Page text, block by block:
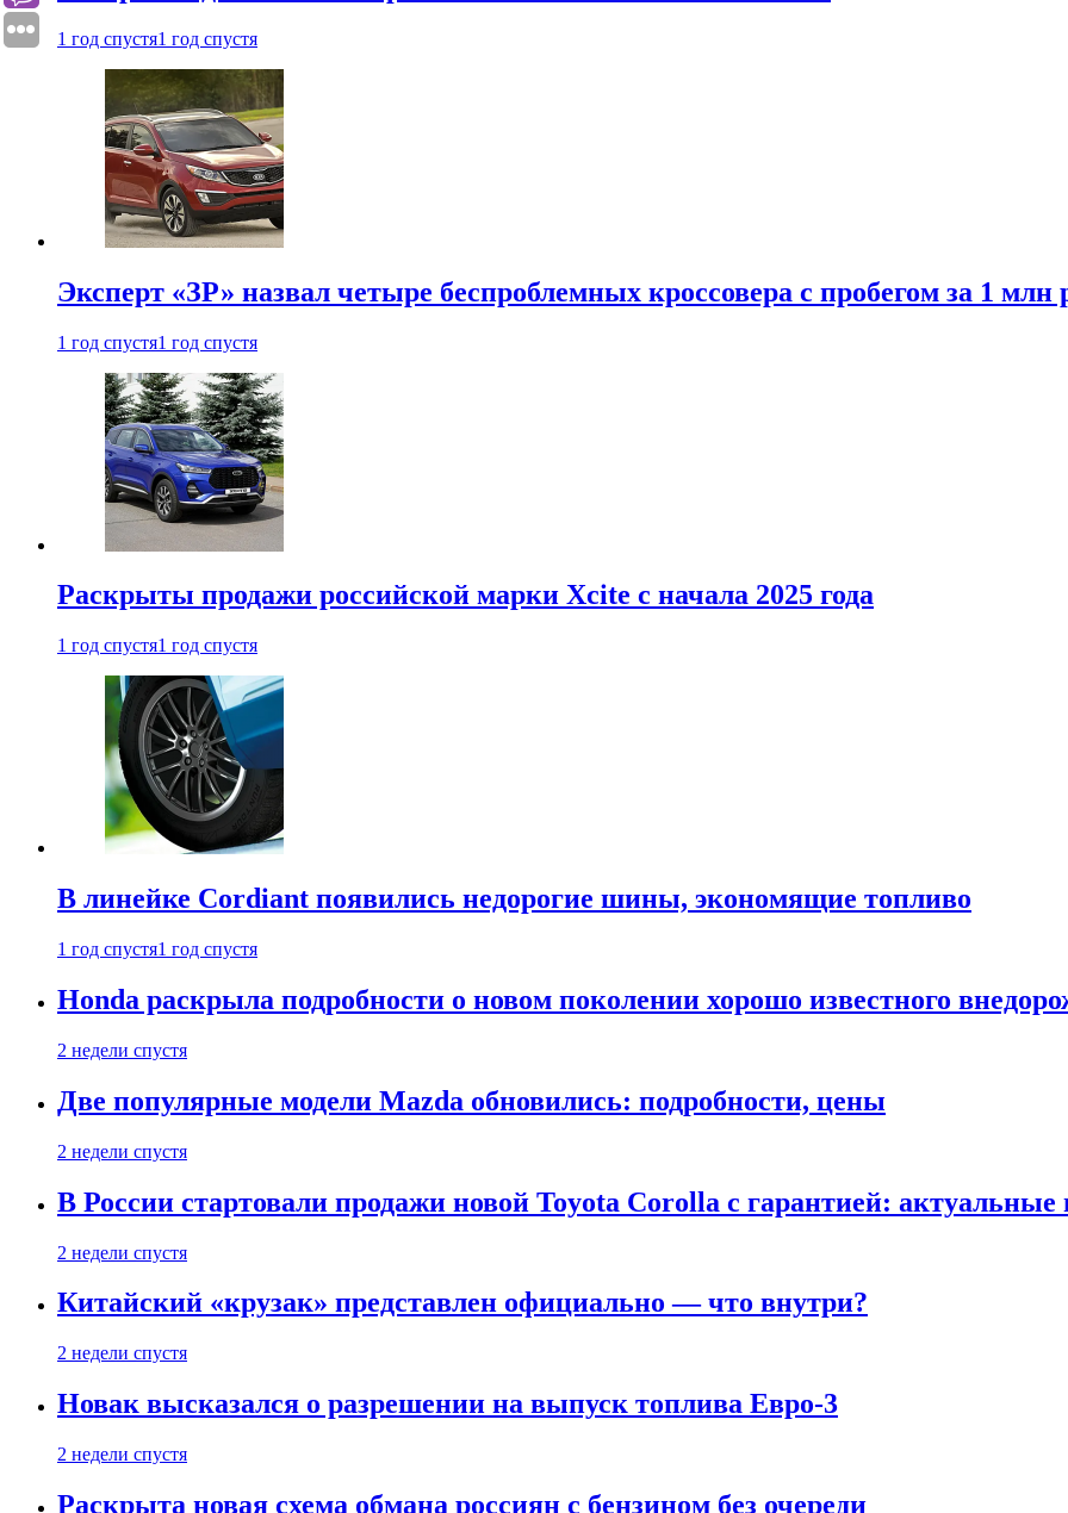
1 год спустя1 год спустя
Эксперт «ЗР» назвал четыре беспроблемных кроссовера с пробегом за 1 млн
1 год спустя1 год спустя
Раскрыты продажи российской марки Xcite с начала 2025 года
1 год спустя1 год спустя
В линейке Cordiant появились недорогие шины, экономящие топливо
1 год спустя1 год спустя
Honda раскрыла подробности о новом поколении хорошо известного
2 недели спустя
Две популярные модели Mazda обновились: подробности, цены
2 недели спустя
В России стартовали продажи новой Toyota Corolla с гарантией:
2 недели спустя
Китайский «крузак» представлен официально — что внутри?
2 недели спустя
Новак высказался о разрешении на выпуск топлива Евро-3
2 недели спустя
Раскрыта новая схема обмана россиян с бензином без очереди